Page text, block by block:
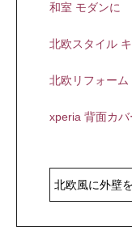
和室 モダンに
北欧スタイル
北欧リフォーム
xperia 背面カ